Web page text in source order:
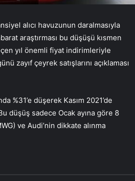
alıcı havuzunun daralmasıyla
araştırması bu düşüşü kısmen
yıl önemli fiyat indirimleriyle
zayıf çeyrek satışlarını açıklaması
%31’e düşerek Kasım 2021’de
düşüş sadece Ocak ayına göre 8
ve Audi’nin dikkate alınma